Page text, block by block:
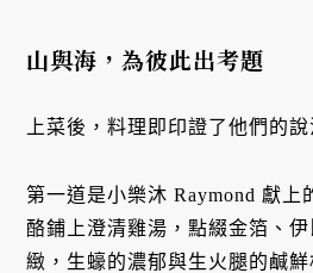
山與海，為彼此出考題
上菜後，料理即印證了他們的說
第一道是小樂沐 Raymond 獻上
酪鋪上澄清雞湯，點綴金箔、
緻，生蠔的濃郁與生火腿的鹹